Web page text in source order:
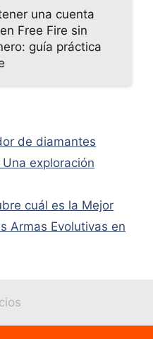
una cuenta
Free Fire sin
guía práctica
de diamantes
exploración
cuál es la Mejor
Armas Evolutivas en